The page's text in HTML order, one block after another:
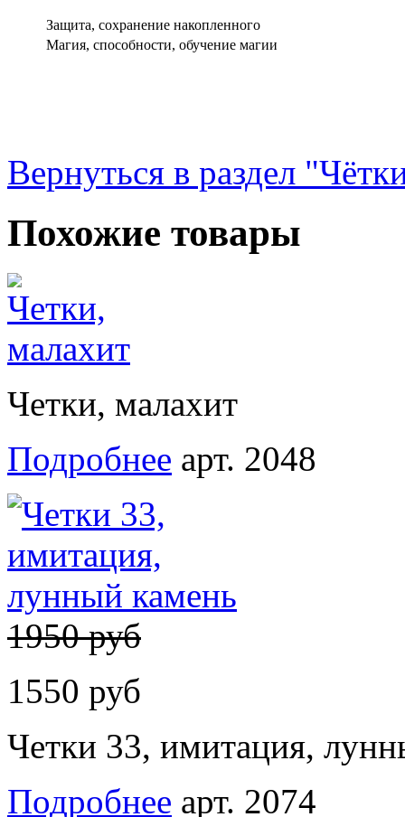
Защита, сохранение накопленного
Магия, способности, обучение магии
Вернуться в раздел
Похожие товары
Четки, малахит
Подробнее арт. 2048
1950 руб
1550 руб
Четки 33, имитация,
Подробнее арт. 2074